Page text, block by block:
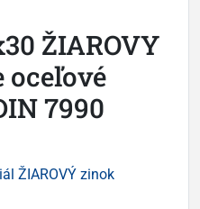
ŽIAROVY
oceľové
7990
ŽIAROVÝ zinok